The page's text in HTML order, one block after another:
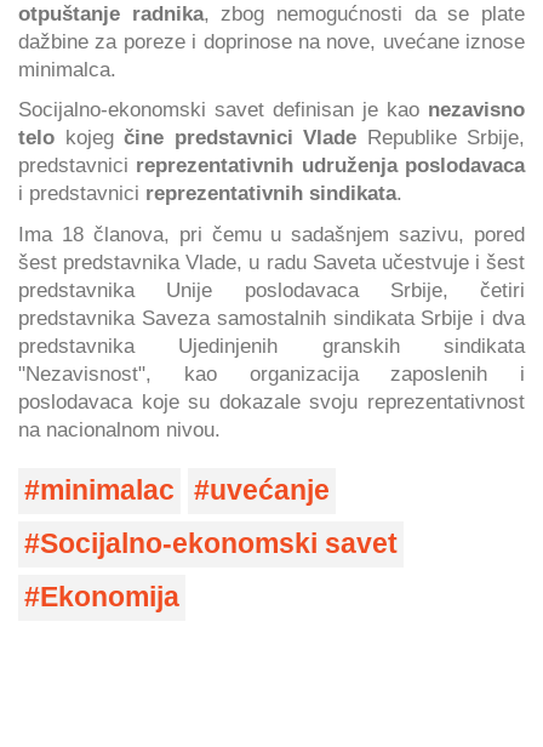
otpuštanje radnika, zbog nemogućnosti da se plate
dažbine za poreze i doprinose na nove, uvećane iznose
minimalca.
Socijalno-ekonomski savet definisan je kao nezavisno
telo kojeg čine predstavnici Vlade
Republike Srbije,
predstavnici reprezentativnih udruženja poslodavaca
i predstavnici reprezentativnih sindikata.
Ima 18 članova, pri čemu u sadašnjem sazivu, pored
šest predstavnika Vlade, u radu Saveta učestvuje i šest
predstavnika Unije poslodavaca Srbije, četiri
predstavnika Saveza samostalnih sindikata Srbije i dva
predstavnika Ujedinjenih granskih sindikata
"Nezavisnost", kao organizacija zaposlenih i
poslodavaca koje su dokazale svoju reprezentativnost
na nacionalnom nivou.
minimalac
uvećanje
Socijalno-ekonomski savet
Ekonomija